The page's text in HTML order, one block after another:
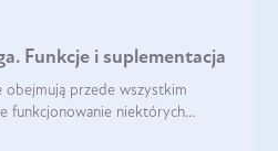
Funkcje i suplementacja
obejmują przede wszystkim
funkcjonowanie niektórych